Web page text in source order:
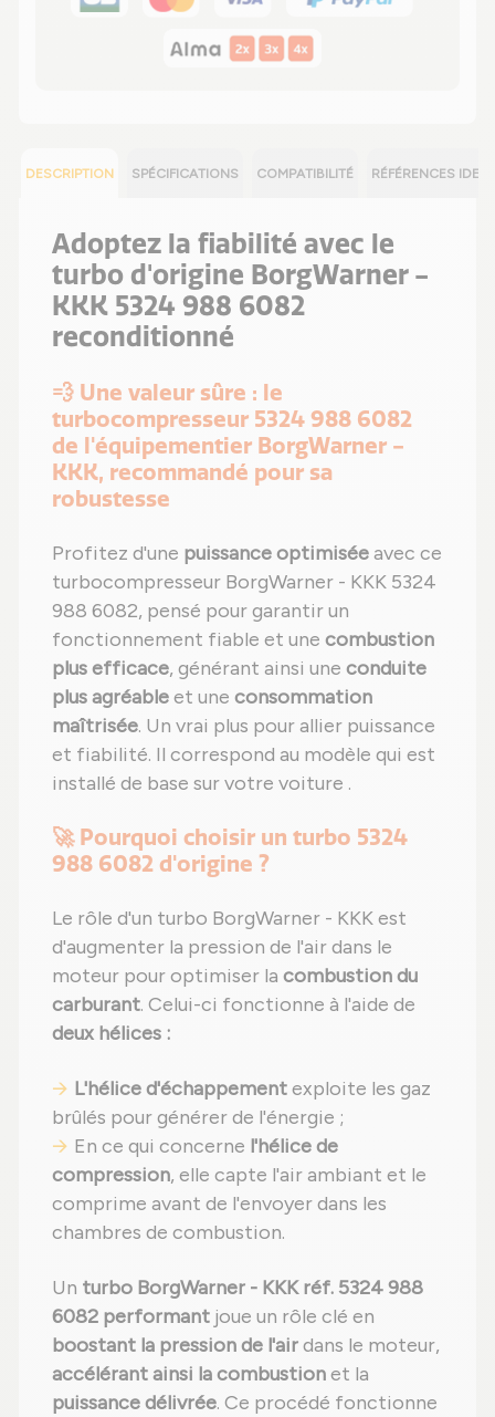
DESCRIPTION SPÉCIFICATIONS COMPATIBILITÉ RÉFÉRENCES
Adoptez la fiabilité avec le
turbo d'origine BorgWarner -
KKK 5324 988 6082
reconditionné
💨 Une valeur sûre : le
turbocompresseur 5324 988 6082
de l'équipementier BorgWarner -
KKK, recommandé pour sa
robustesse
Profitez d'une puissance optimiséeavec ce
turbocompresseur BorgWarner - KKK 5324
988 6082, pensé pour garantir un
fonctionnement fiable et une combustion
plus efficace, générant ainsi une conduite
plus agréableet une consommation
maîtrisée. Un vrai plus pour allier puissance
et fiabilité. Il correspond au modèle qui est
installé de base sur votre voiture .
🚀 Pourquoi choisir un turbo 5324
988 6082 d'origine ?
Le rôle d'un turbo BorgWarner - KKK est
d'augmenter la pression de l'air dans le
moteur pour optimiser la combustion du
carburant. Celui-ci fonctionne à l'aide de
deux hélices :
L'hélice d'échappementexploite les gaz
brûlés pour générer de l'énergie ;
En ce qui concerne l'hélice de
compression, elle capte l'air ambiant et le
comprime avant de l'envoyer dans les
chambres de combustion.
Un turbo BorgWarner - KKK réf. 5324 988
6082 performant joue un rôle clé en
boostant la pression de l'airdans le moteur,
accélérant ainsi la combustionet la
puissance délivrée. Ce procédé fonctionne